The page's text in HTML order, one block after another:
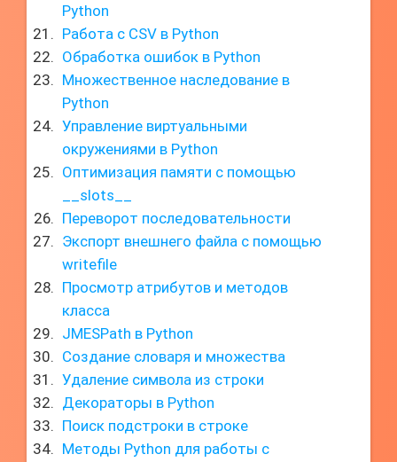
Python
Работа с CSV в Python
Обработка ошибок в Python
Множественное наследование в
Python
Управление виртуальными
окружениями в Python
Оптимизация памяти с помощью
__slots__
Переворот последовательности
Экспорт внешнего файла с помощью
writefile
Просмотр атрибутов и методов
класса
JMESPath в Python
Создание словаря и множества
Удаление символа из строки
Декораторы в Python
Поиск подстроки в строке
Методы Python для работы с